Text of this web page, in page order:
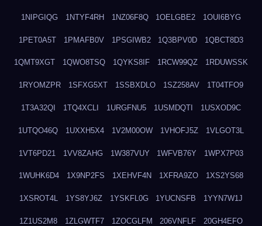
1NIPGIQG 1NTYF4RH 1NZ06F8Q 1OELGBE2 1OUI6BYG
1PET0A5T 1PMAFB0V 1PSGIWB2 1Q3BPV0D 1QBCT8D3
1QMT9XGT 1QWO8TSQ 1QYKS8IF 1RCW99QZ 1RDUWSSK
1RYOMZPR 1SFXG5XT 1SSBXDLO 1SZ258AV 1T04TFO9
1T3A32QI 1TQ4XCLI 1URGFNU5 1USMDQTI 1USXOD9C
1UTQO46Q 1UXXH5X4 1V2M00OW 1VHOFJ5Z 1VLGOT3L
1VT6PD21 1VV8ZAHG 1W387VUY 1WFVB76Y 1WPX7P03
1WUHK6D4 1X9NP2FS 1XEHVF4N 1XFRA9ZO 1XS2YS68
1XSROT4L 1YS8YJ6Z 1YSKFL0G 1YUCNSFB 1YYN7W1J
1Z1US2M8 1ZLGWTF7 1ZOCGLFM 206VNFLF 20GH4EFO